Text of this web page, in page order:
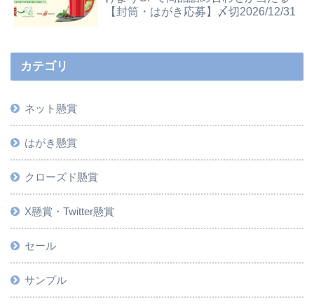
【封筒・はがき応募】〆切2026/12/31
カテゴリ
ネット懸賞
はがき懸賞
クローズド懸賞
X懸賞・Twitter懸賞
セール
サンプル